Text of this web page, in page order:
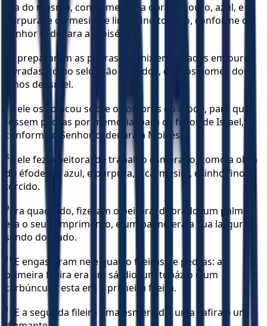
era do mesmo, conforme a sua obra; de ouro, azul, e
púrpura, e carmesim, e linho fino torcido, conforme o
Senhor ordenara a Moisés.
E prepararam as pedras de ônix engastadas em ouro,
lavradas, como selos são lavrados, com os nomes dos
filhos de Israel.
7
E ele os colocou sobre os ombros do éfode, para que
fossem pedras por memorial para os filhos de Israel,
conforme o Senhor ordenara a Moisés.
8
E ele fez o peitoral de trabalho esmerado, como a obra
do éfode; de azul, e púrpura, e carmesim, e linho fino
torcido.
9
Era quadrado, fizeram o peitoral dobrado; um palmo
era o seu comprimento, e um palmo era a sua largura,
sendo dobrado.
10 E engastaram nele quatro fileiras de pedras: a
primeira fileira era um sárdio, um topázio e um
carbúnculo; esta era a primeira fileira.
11
E a segunda fileira uma esmeralda, uma safira e um